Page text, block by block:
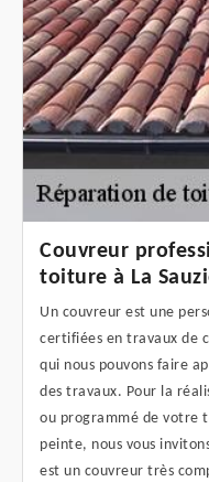
Couvreur
toiture à La
Un couvreur est une
certifiées en travaux de
qui nous pouvons faire
des travaux. Pour la
ou programmé de votre
peinte, nous vous
est un couvreur très